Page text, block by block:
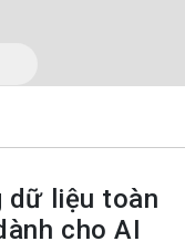
dữ liệu toàn
cho AI